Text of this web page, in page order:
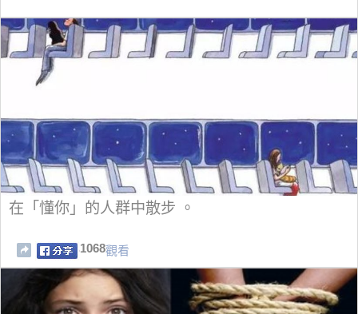
在「懂你」的人群中散步 。
1068觀看